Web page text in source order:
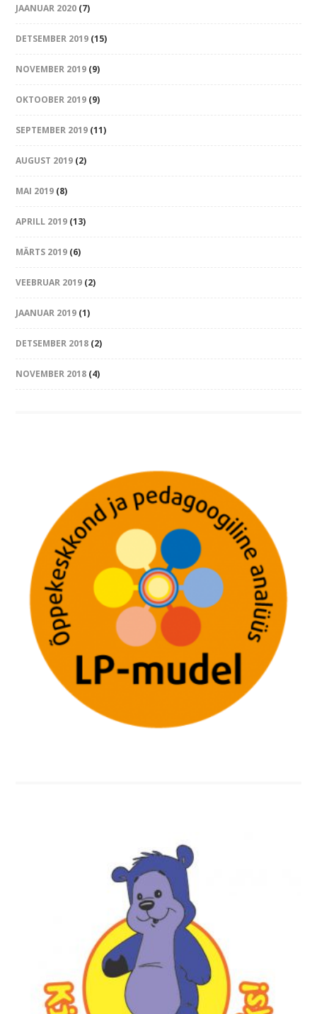
JAANUAR 2020 (7)
DETSEMBER 2019 (15)
NOVEMBER 2019 (9)
OKTOOBER 2019 (9)
SEPTEMBER 2019 (11)
AUGUST 2019 (2)
MAI 2019 (8)
APRILL 2019 (13)
MÄRTS 2019 (6)
VEEBRUAR 2019 (2)
JAANUAR 2019 (1)
DETSEMBER 2018 (2)
NOVEMBER 2018 (4)